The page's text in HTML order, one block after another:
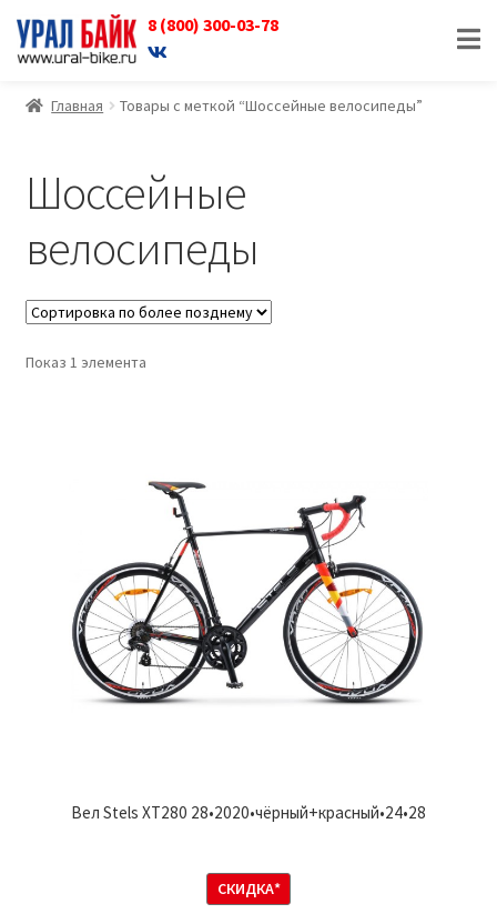
8 (800) 300-03-78
Перейти
к
навигации
Перейти
к
содержимому
Главная Товары с меткой “Шоссейные велосипеды”
Шоссейные
велосипеды
Показ 1 элемента
Вел Stels XT280 28•2020•чёрный+красный•24•28
СКИДКА*